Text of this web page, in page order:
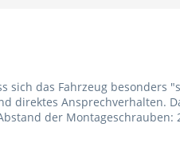
sich das Fahrzeug besonders
direktes Ansprechverhalten.
der Montageschrauben: